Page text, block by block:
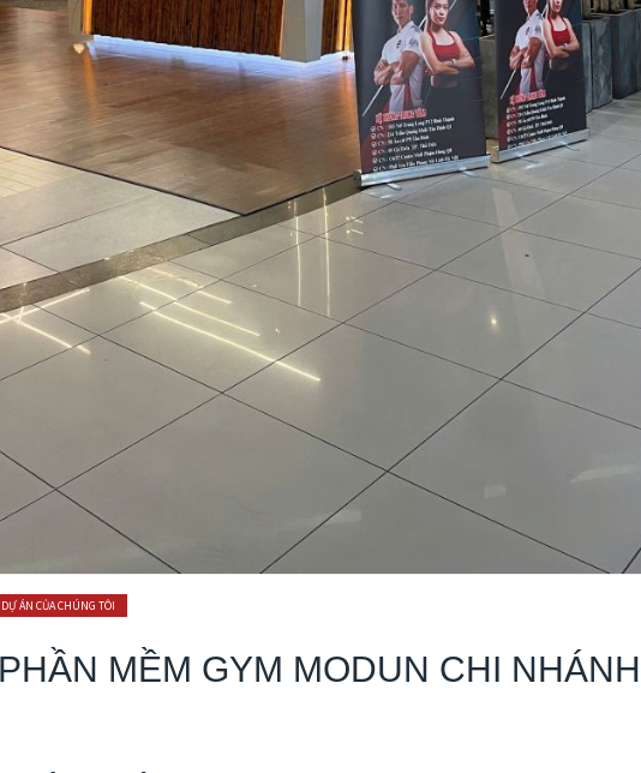
DỰ ÁN CỦA CHÚNG TÔI
MỀM GYM MODUN CHI